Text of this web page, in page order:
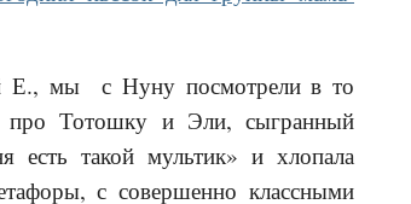
Е., мы с Нуну посмотрели в то
про Тотошку и Эли, сыгранный
есть такой мультик» и хлопала
с совершенно классными